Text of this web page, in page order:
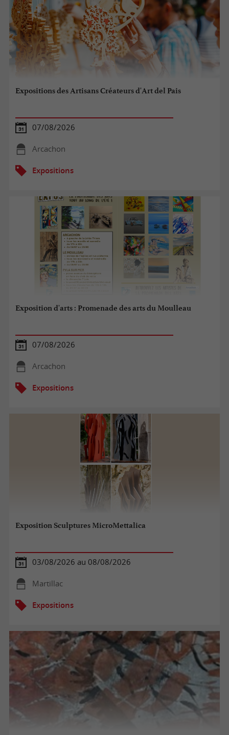
Expositions des Artisans Créateurs d'Art del Pais
07/08/2026
Arcachon
Expositions
Exposition d'arts : Promenade des arts du Moulleau
07/08/2026
Arcachon
Expositions
Exposition Sculptures MicroMettalica
03/08/2026 au 08/08/2026
Martillac
Expositions